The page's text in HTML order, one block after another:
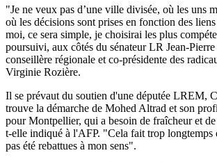
"Je ne veux pas d’une ville divisée, où les uns
où les décisions sont prises en fonction des
moi, ce sera simple, je choisirai les plus
poursuivi, aux côtés du sénateur LR Jean-
conseillère régionale et co-présidente des
Virginie Rozière.
Il se prévaut du soutien d'une députée LREM,
trouve la démarche de Mohed Altrad et son
pour Montpellier, qui a besoin de fraîcheur et
t-elle indiqué à l'AFP. "Cela fait trop longtemps
pas été rebattues à mon sens".